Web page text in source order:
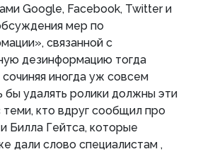
Google, Facebook, Twitter и
мер по
связанной с
дезинформацию тогда
иногда уж совсем
бы удалять ролики должны эти
кто вдруг сообщил про
Билла Гейтса, которые
дали слово специалистам ,